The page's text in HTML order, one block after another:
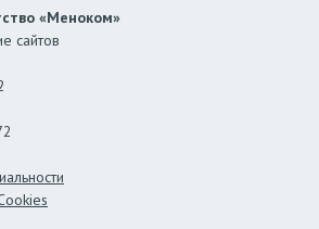
«Меноком»
сайтов